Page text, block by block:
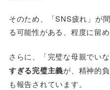
そのため、「SNS疲れ」が
る可能性がある、程度に留
さらに、「完璧な母親でい
すぎる完璧主義が、精神的
も報告されています。